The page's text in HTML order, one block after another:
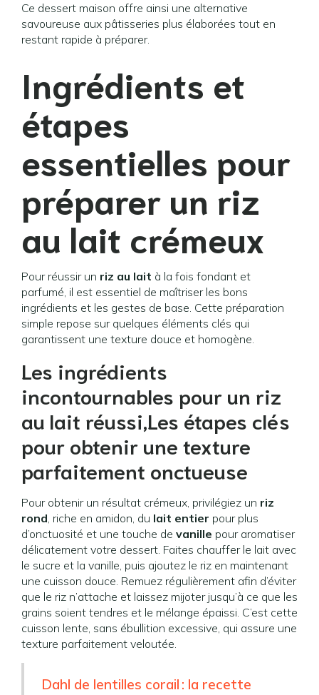
Ce dessert maison offre ainsi une alternative
savoureuse aux pâtisseries plus élaborées tout en
restant rapide à préparer.
Ingrédients et
étapes
essentielles pour
préparer un riz
au lait crémeux
Pour réussir un riz au lait à la fois fondant et
parfumé, il est essentiel de maîtriser les bons
ingrédients et les gestes de base. Cette préparation
simple repose sur quelques éléments clés qui
garantissent une texture douce et homogène.
Les ingrédients
incontournables pour un riz
au lait réussi,Les étapes clés
pour obtenir une texture
parfaitement onctueuse
Pour obtenir un résultat crémeux, privilégiez un riz
rond, riche en amidon, du lait entier pour plus
d’onctuosité et une touche de vanille pour aromatiser
délicatement votre dessert. Faites chauffer le lait avec
le sucre et la vanille, puis ajoutez le riz en maintenant
une cuisson douce. Remuez régulièrement afin d’éviter
que le riz n’attache et laissez mijoter jusqu’à ce que les
grains soient tendres et le mélange épaissi. C’est cette
cuisson lente, sans ébullition excessive, qui assure une
texture parfaitement veloutée.
Dahl de lentilles corail : la recette